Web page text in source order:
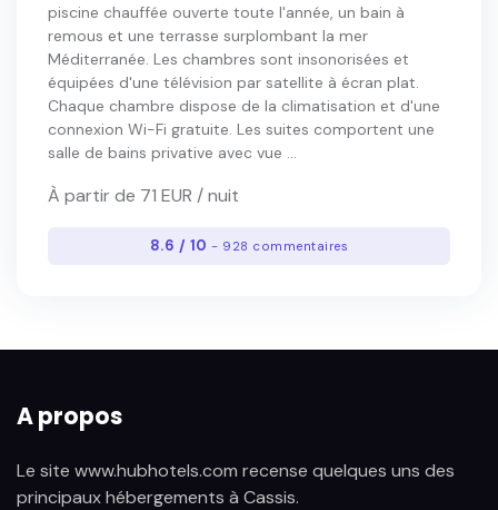
piscine chauffée ouverte toute l'année, un bain à
remous et une terrasse surplombant la mer
Méditerranée. Les chambres sont insonorisées et
équipées d'une télévision par satellite à écran plat.
Chaque chambre dispose de la climatisation et d'une
connexion Wi-Fi gratuite. Les suites comportent une
salle de bains privative avec vue ...
À partir de 71 EUR / nuit
8.6 / 10- 928 commentaires
A propos
Le site www.hubhotels.com recense quelques uns des
principaux hébergements à Cassis.